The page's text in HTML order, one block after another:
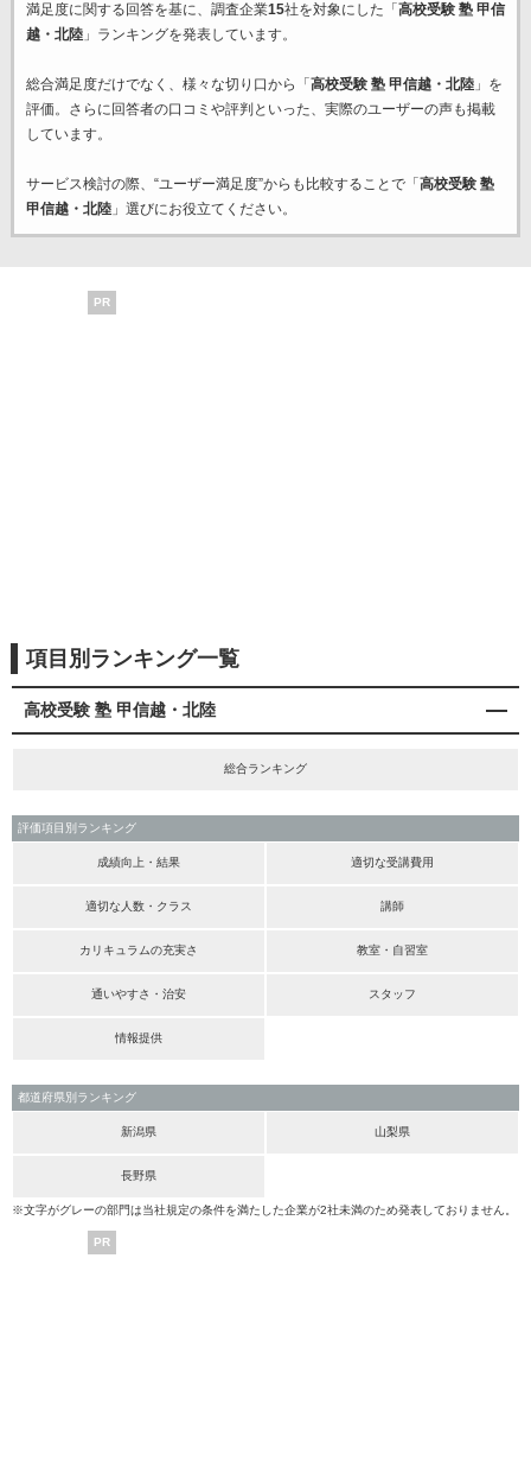
満足度に関する回答を基に、調査企業15社を対象にした「 高校受験 塾 甲信
越・北陸」ランキングを発表しています。
総合満足度だけでなく、様々な切り口から「 高校受験 塾 甲信越・北陸」を
評価。さらに回答者の口コミや評判といった、実際のユーザーの声も掲載
しています。
サービス検討の際、“ユーザー満足度”からも比較することで「 高校受験 塾
甲信越・北陸」選びにお役立てください。
PR
項目別ランキング一覧
高校受験 塾 甲信越・北陸
総合ランキング
評価項目別ランキング
成績向上・結果 適切な受講費用
適切な人数・クラス 講師
カリキュラムの充実さ 教室・自習室
通いやすさ・治安 スタッフ
情報提供
都道府県別ランキング
新潟県 山梨県
長野県
※文字がグレーの部門は当社規定の条件を満たした企業が2社未満のため発表しておりません。
PR